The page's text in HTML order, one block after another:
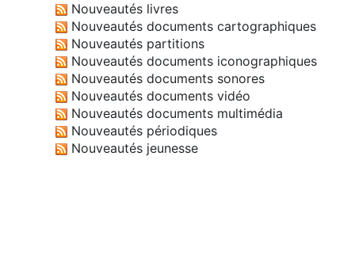
Nouveautés livres
Nouveautés documents cartographiques
Nouveautés partitions
Nouveautés documents iconographiques
Nouveautés documents sonores
Nouveautés documents vidéo
Nouveautés documents multimédia
Nouveautés périodiques
Nouveautés jeunesse